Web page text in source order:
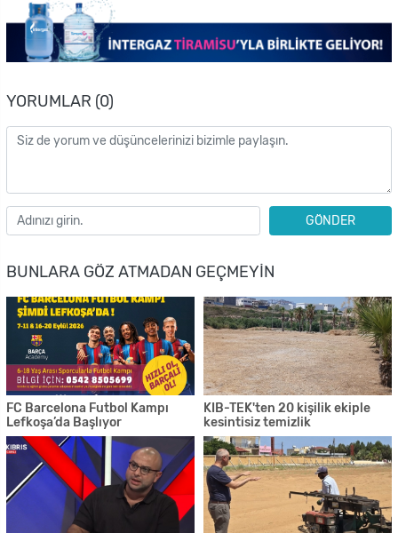
YORUMLAR (0)
GÖNDER
BUNLARA GÖZ ATMADAN GEÇMEYIN
FC Barcelona Futbol Kampı
Lefkoşa’da Başlıyor
KIB-TEK'ten 20 kişilik ekiple
kesintisiz temizlik